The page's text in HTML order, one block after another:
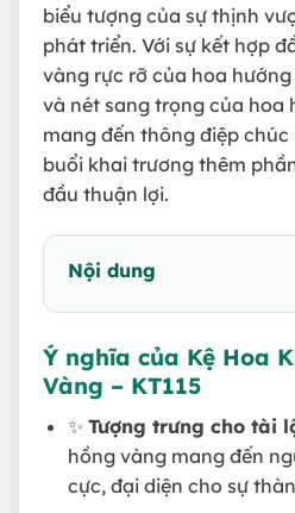
biểu tượng của sự thịnh
phát triển. Với sự kết hợp
vàng rực rỡ của hoa
và nét sang trọng của hoa
mang đến thông điệp
buổi khai trương thêm
đầu thuận lợi.
Nội dung
Ý nghĩa của Kệ Hoa
Vàng – KT115
✨ Tượng trưng cho tài
hồng vàng mang đến
cực, đại diện cho sự